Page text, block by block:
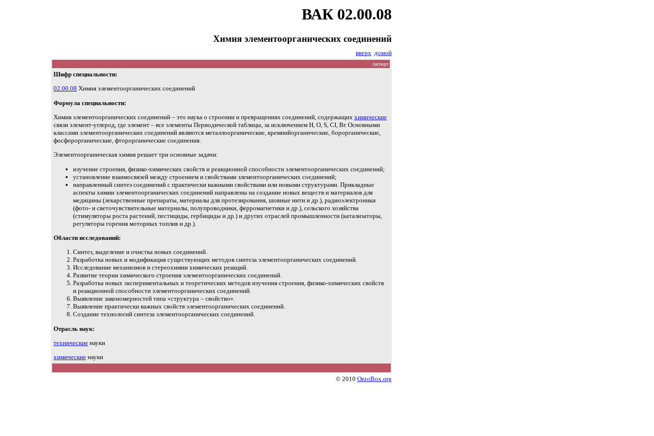
ВАК 02.00.08
Химия элементоорганических соединений
вверх домой
паспорт
Шифр специальности:
02.00.08 Химия элементоорганических соединений
Формула специальности:
Химия элементоорганических соединений – это наука о строении и превращениях соединений, содержащих химические
связи элемент-углерод, где элемент – все элементы Периодической таблицы, за исключением Н, О, S, СI, Вг. Основными
классами элементоорганических соединений являются металлоорганические, кремнийорганические, борорганические,
фосфорорганические, фторорганические соединения.
Элементоорганическая химия решает три основные задачи:
изучение строения, физико-химических свойств и реакционной способности элементоорганических соединений;
установление взаимосвязей между строением и свойствами злементоорганических соединений;
направленный синтез соединений с практически важными свойствами или новыми структурами. Прикладные
аспекты химии элементоорганических соединений направлены на создание новых веществ и материалов для
медицины (лекарственные препараты, материалы для протезирования, шовные нити и др.), радиоэлектроники
(фото- и светочувствительные материалы, полупроводники, ферромагнетики и др.), сельского хозяйства
(стимуляторы роста растений, пестициды, гербициды и др.) и других отраслей промышленности (катализаторы,
регуляторы горения моторных топлив и др.).
Области исследований:
Синтез, выделение и очистка новых соединений.
Разработка новых и модификация существующих методов синтеза элементоорганических соединений.
Исследование механизмов и стереохимии химических реакций.
Развитие теории химического строения элементоорганических соединений.
Разработка новых экспериментальных и теоретических методов изучения строения, физико-химических свойств
и реакционной способности элементоорганических соединений.
Выявление закономерностей типа «структура – свойство».
Выявление практически важных свойств элементоорганических соединений.
Создание технологий синтеза элементоорганических соединений.
Отрасль наук:
технические науки
химические науки
© 2010 OntoBox.org